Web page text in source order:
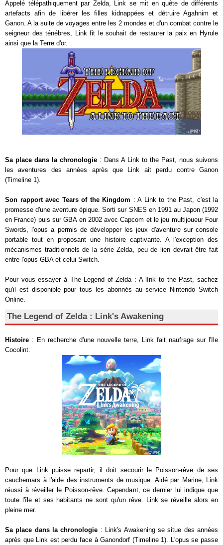
Appelé télépathiquement par Zelda, Link se mit en quête de différents
artefacts afin de libérer les filles kidnappées et détruire Agahnim et
Ganon. A la suite de voyages entre les 2 mondes et d'un combat contre le
seigneur des ténébres, Link fit le souhait de restaurer la paix en Hyrule
ainsi que la Terre d'or.
Sa place dans la chronologie : Dans A Link to the Past, nous suivons
les aventures des années après que Link ait perdu contre Ganon
(Timeline 1).
Son rapport avec Tears of the Kingdom : A Link to the Past, c'est la
promesse d'une aventure épique. Sorti sur SNES en 1991 au Japon (1992
en France) puis sur GBA en 2002 avec Capcom et le jeu multijoueur Four
Swords, l'opus a permis de développer les jeux d'aventure sur console
portable tout en proposant une histoire captivante. A l'exception des
mécanismes traditionnels de la série Zelda, peu de lien devrait être fait
entre l'opus GBA et celui Switch.
Pour vous essayer à The Legend of Zelda : A lInk to the Past, sachez
qu'il est disponible pour tous les abonnés au service Nintendo Switch
Online.
The Legend of Zelda : Link's Awakening
Histoire : En recherche d'une nouvelle terre, Link fait naufrage sur l'Ile
Cocolint.
Pour que Link puisse repartir, il doit secourir le Poisson-rêve de ses
cauchemars à l'aide des instruments de musique. Aidé par Marine, Link
réussi à réveiller le Poisson-rêve. Cependant, ce dernier lui indique que
toute l'île et ses habitants ne sont qu'un rêve. Link se réveille alors en
pleine mer.
Sa place dans la chronologie : Link's Awakening se situe des années
après que Link est perdu face à Ganondorf (Timeline 1). L'opus se passe